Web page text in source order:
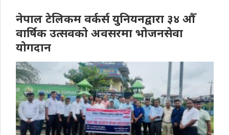
नेपाल टेलिकम वर्कर्स युनियनद्वारा ३४ औँ
वार्षिक उत्सवको अवसरमा भोजनसेवा
योगदान